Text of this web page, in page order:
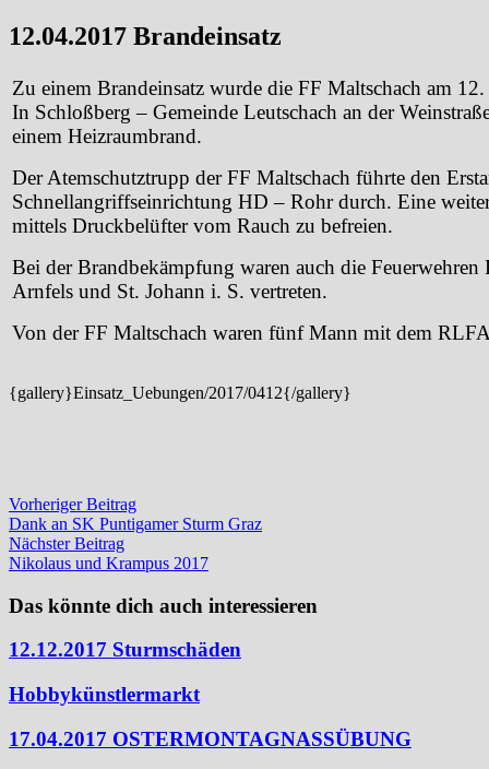
12.04.2017 Brandeinsatz
Zu einem Brandeinsatz wurde die FF Maltschach am
In Schloßberg – Gemeinde Leutschach an der
einem Heizraumbrand.
Der Atemschutztrupp der FF Maltschach führte den
Schnellangriffseinrichtung HD – Rohr durch. Eine
mittels Druckbelüfter vom Rauch zu befreien.
Bei der Brandbekämpfung waren auch die Feuerwehren
Arnfels und St. Johann i. S. vertreten.
Von der FF Maltschach waren fünf Mann mit dem
{gallery}Einsatz_Uebungen/2017/0412{/gallery}
Beitragsnavigation
Vorheriger BeitragVorheriger
Beitrag:
Dank an SK Puntigamer Sturm Graz
Nächster BeitragNächster
Beitrag:
Nikolaus und Krampus 2017
Das könnte dich auch interessieren
12.12.2017 Sturmschäden
Hobbykünstlermarkt
17.04.2017 OSTERMONTAGNASSÜBUNG